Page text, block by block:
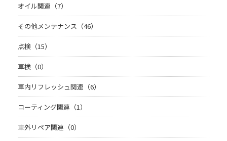
オイル関連（7）
その他メンテナンス（46）
点検（15）
車検（0）
車内リフレッシュ関連（6）
コーティング関連（1）
車外リペア関連（0）